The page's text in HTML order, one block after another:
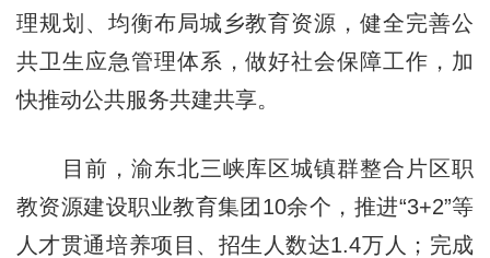
理规划、均衡布局城乡教育资源，健全完善公
共卫生应急管理体系，做好社会保障工作，加
快推动公共服务共建共享。
目前，渝东北三峡库区城镇群整合片区职
教资源建设职业教育集团10余个，推进“3+2”等
人才贯通培养项目、招生人数达1.4万人；完成